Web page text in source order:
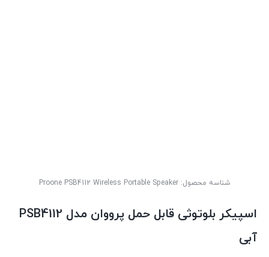
شناسه محصول:Proone PSB4112 Wireless Portable Speaker
اسپیکر بلوتوثی قابل حمل پرووان مدل PSB4112
آبی